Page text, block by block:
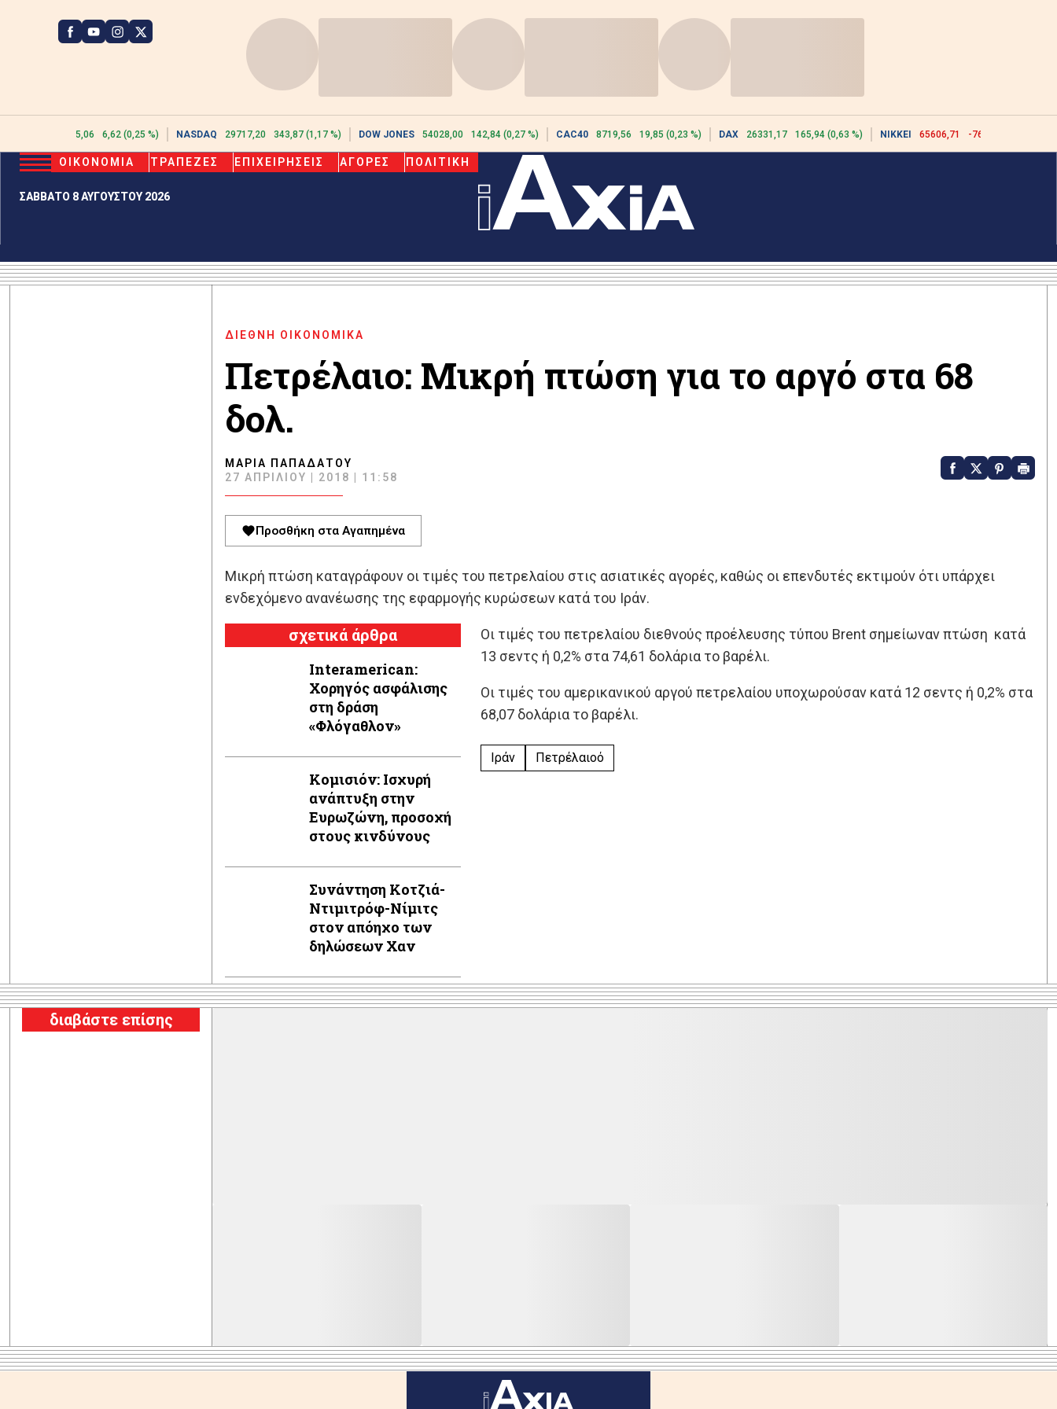
2615,06 6,62 (0,25 %) NASDAQ 29717,20 343,87 (1,17 %) DOW JONES 54028,00 142,84 (0,27 %) CAC40 8719,56 19,85 (0,23 %) DAX 26331,17 165,94 (0,63 %) NIKKEI 65606,71 -76,55 (-0,12 %)
ΣΑΒΒΑΤΟ 8 ΑΥΓΟΥΣΤΟΥ 2026
ΟΙΚΟΝΟΜΙΑ ΤΡΑΠΕΖΕΣ ΕΠΙΧΕΙΡΗΣΕΙΣ ΑΓΟΡΕΣ ΠΟΛΙΤΙΚΗ
ΔΙΕΘΝΗ ΟΙΚΟΝΟΜΙΚΑ
Πετρέλαιο: Μικρή πτώση για το αργό στα 68
δολ.
ΜΑΡΊΑ ΠΑΠΑΔΆΤΟΥ
27 ΑΠΡΙΛΊΟΥ | 2018 | 11:58
Προσθήκη στα Αγαπημένα
Μικρή πτώση καταγράφουν οι τιμές του πετρελαίου στις ασιατικές αγορές, καθώς οι επενδυτές εκτιμούν ότι υπάρχει
ενδεχόμενο ανανέωσης της εφαρμογής κυρώσεων κατά του Ιράν.
σχετικά άρθρα
Interamerican:
Χορηγός ασφάλισης
στη δράση
«Φλόγαθλον»
Κομισιόν: Ισχυρή
ανάπτυξη στην
Ευρωζώνη, προσοχή
στους κινδύνους
Συνάντηση Κοτζιά-
Ντιμιτρόφ-Νίμιτς
στον απόηχο των
δηλώσεων Χαν
Οι τιμές του πετρελαίου διεθνούς προέλευσης τύπου Brent σημείωναν πτώση κατά
13 σεντς ή 0,2% στα 74,61 δολάρια το βαρέλι.
Οι τιμές του αμερικανικού αργού πετρελαίου υποχωρούσαν κατά 12 σεντς ή 0,2% στα
68,07 δολάρια το βαρέλι.
Ιράν Πετρέλαιοό
διαβάστε επίσης